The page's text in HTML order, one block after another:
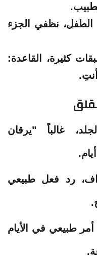
الطفل، نظفي الجزء
كثيرة، القاعدة:
غالباً "يرقان
رد فعل طبيعي
طبيعي في الأيام